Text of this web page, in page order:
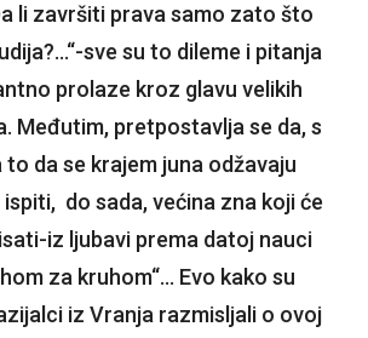
li završiti prava samo zato što
sve su to dileme i pitanja
prolaze kroz glavu velikih
Međutim, pretpostavlja se da, s
da se krajem juna odžavaju
do sada, većina zna koji će
iz ljubavi prema datoj nauci
za kruhom“… Evo kako su
iz Vranja razmisljali o ovoj